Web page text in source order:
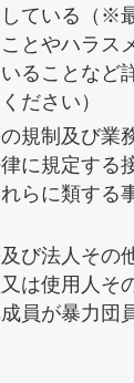
ている（※
とやハラス
ることなど
ださい）
規制及び業
に規定する
らに類する
び法人その
は使用人そ
員が暴力団